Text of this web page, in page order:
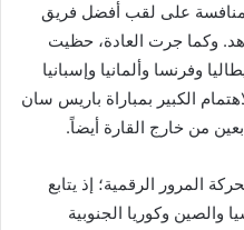
على لقب أفضل فريق
450 مليون مشاهد. وكما جرت العادة، حظيت
وفرنسا وألمانيا وإسبانيا
الكبير بمباراة باريس سان
من خارج القارة أيضاً.
المرور الرقمية؛ إذ يتابع
والصين وكوريا الجنوبية